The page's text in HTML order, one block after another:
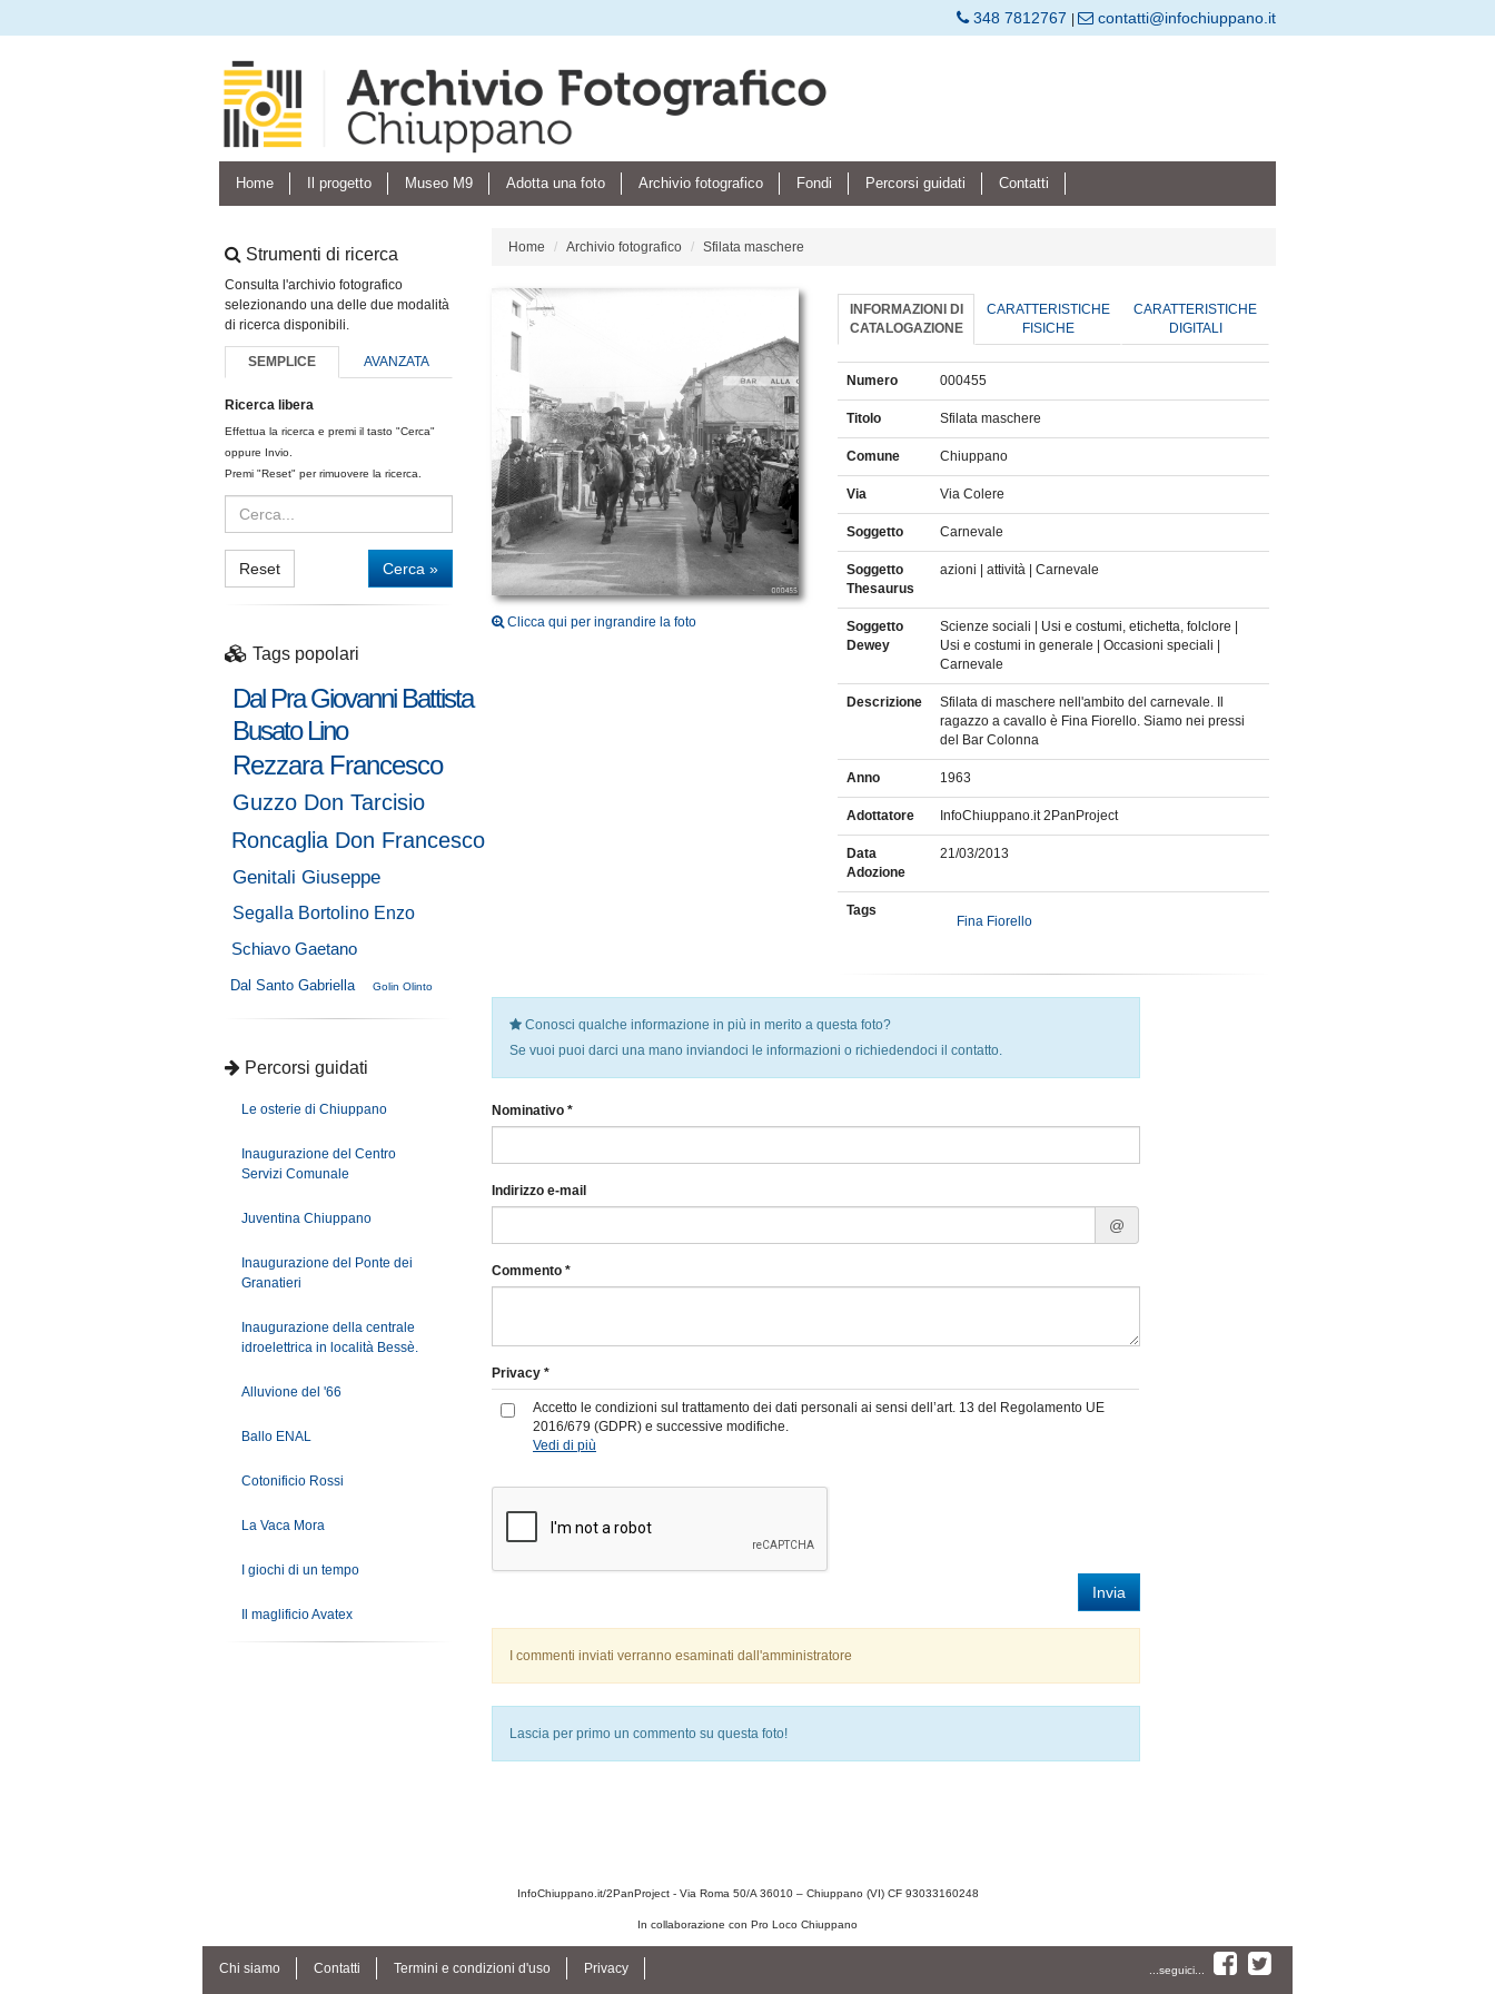
348 7812767 contatti@infochiuppano.it
Home Il progetto Museo M9 Adotta una foto Archivio fotografico Fondi Percorsi guidati Contatti
Strumenti di ricerca
Consulta l'archivio fotografico
selezionando una delle due modalità
di ricerca disponibili.
SEMPLICE AVANZATA
Ricerca libera
Effettua la ricerca e premi il tasto "Cerca"
oppure Invio.
Premi "Reset" per rimuovere la ricerca.
Reset Cerca »
Tags popolari
Dal Pra Giovanni Battista
Busato Lino
Rezzara Francesco
Guzzo Don Tarcisio
Roncaglia Don Francesco
Genitali Giuseppe
Segalla Bortolino Enzo
Schiavo Gaetano
Dal Santo Gabriella Golin Olinto
Percorsi guidati
Le osterie di Chiuppano
Inaugurazione del Centro
Servizi Comunale
Juventina Chiuppano
Inaugurazione del Ponte dei
Granatieri
Inaugurazione della centrale
idroelettrica in località Bessè.
Alluvione del '66
Ballo ENAL
Cotonificio Rossi
La Vaca Mora
I giochi di un tempo
Il maglificio Avatex
Home Archivio fotografico Sfilata maschere
Clicca qui per ingrandire la foto
INFORMAZIONI DI
CATALOGAZIONE
CARATTERISTICHE
FISICHE
CARATTERISTICHE
DIGITALI
Numero 000455
Titolo Sfilata maschere
Comune Chiuppano
Via Via Colere
Soggetto Carnevale
Soggetto
Thesaurus
azioni | attività | Carnevale
Soggetto
Dewey
Scienze sociali | Usi e costumi, etichetta, folclore |
Usi e costumi in generale | Occasioni speciali |
Carnevale
Descrizione
Sfilata di maschere nell'ambito del carnevale. Il
ragazzo a cavallo è Fina Fiorello. Siamo nei pressi
del Bar Colonna
Anno 1963
Adottatore InfoChiuppano.it 2PanProject
Data
Adozione
21/03/2013
Tags
Fina Fiorello
Conosci qualche informazione in più in merito a questa foto?
Se vuoi puoi darci una mano inviandoci le informazioni o richiedendoci il contatto.
Nominativo *
Indirizzo e-mail
@
Commento *
Privacy *
Accetto le condizioni sul trattamento dei dati personali ai sensi dell’art. 13 del Regolamento UE
2016/679 (GDPR) e successive modifiche.
Vedi di più
Invia
I commenti inviati verranno esaminati dall'amministratore
Lascia per primo un commento su questa foto!
InfoChiuppano.it/2PanProject - Via Roma 50/A 36010 – Chiuppano (VI) CF 93033160248
In collaborazione con Pro Loco Chiuppano
Chi siamo Contatti Termini e condizioni d'uso Privacy ...seguici...